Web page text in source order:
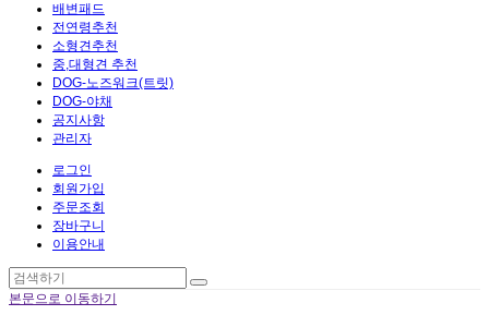
배변패드
전연령추천
소형견추천
중,대형견 추천
DOG-노즈워크(트릿)
DOG-야채
공지사항
관리자
로그인
회원가입
주문조회
장바구니
이용안내
본문으로 이동하기